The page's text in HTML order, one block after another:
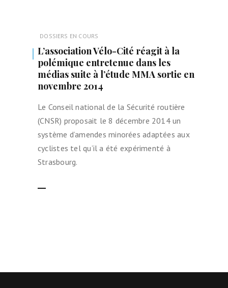
DOSSIERS EN COURS
L’association Vélo-Cité réagit à la
polémique entretenue dans les
médias suite à l’étude MMA sortie en
novembre 2014
Le Conseil national de la Sécurité routière
(CNSR) proposait le 8 décembre 2014 un
système d’amendes minorées adaptées aux
cyclistes tel qu’il a été expérimenté à
Strasbourg.